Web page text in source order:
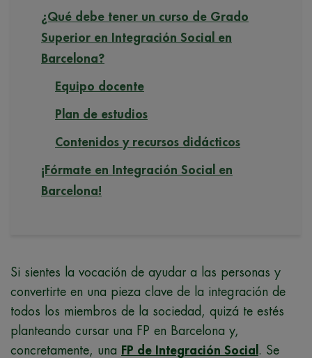
¿Qué debe tener un curso de Grado
Superior en Integración Social en
Barcelona?
Equipo docente
Plan de estudios
Contenidos y recursos didácticos
¡Fórmate en Integración Social en
Barcelona!
Si sientes la vocación de ayudar a las personas y
convertirte en una pieza clave de la integración de
todos los miembros de la sociedad, quizá te estés
planteando cursar una FP en Barcelona y,
concretamente, una FP de Integración Social . Se